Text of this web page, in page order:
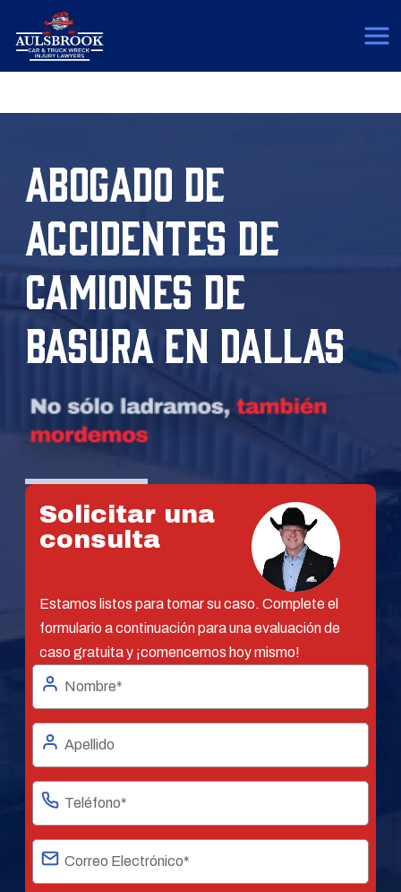
ABOGADO DE
ACCIDENTES DE
CAMIONES DE
BASURA EN DALLAS
Solicitar una
consulta
Estamos listos para tomar su caso. Complete el
formulario a continuación para una evaluación de
caso gratuita y ¡comencemos hoy mismo!